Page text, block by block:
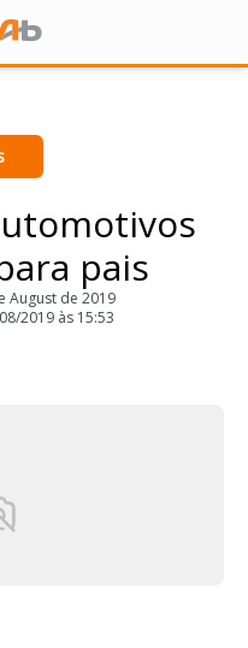
pais
August de 2019
2019 às 15:53